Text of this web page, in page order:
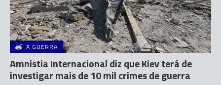
A GUERRA
Amnistia Internacional diz que Kiev terá de
investigar mais de 10 mil crimes de guerra